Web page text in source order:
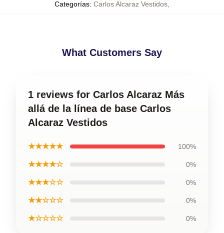
Categorías: Carlos Alcaraz Vestidos
What Customers Say
1 reviews for Carlos Alcaraz Más
allá de la línea de base Carlos
Alcaraz Vestidos
★★★★★ 100%
★★★★☆ 0%
★★★☆☆ 0%
★★☆☆☆ 0%
★☆☆☆☆ 0%